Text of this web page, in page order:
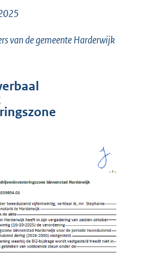
van de gemeente Harderwijk